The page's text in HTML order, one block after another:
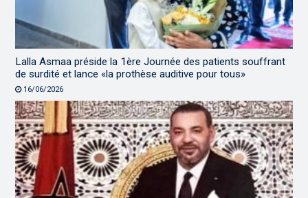
Lalla Asmaa préside la 1ère Journée des patients souffrant
de surdité et lance «la prothèse auditive pour tous»
16/06/2026